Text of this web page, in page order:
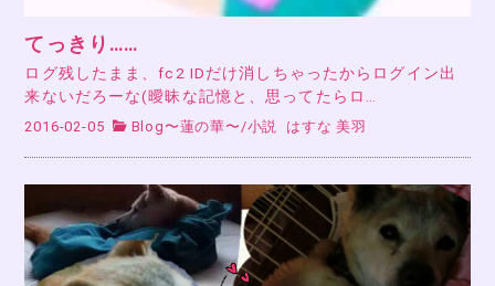
てっきり……
ログ残したまま、fc2 IDだけ消しちゃったからログイン出
来ないだろーな(曖昧な記憶と、思ってたらロ…
2016-02-05 Blog〜蓮の華〜/小説 はすな 美羽